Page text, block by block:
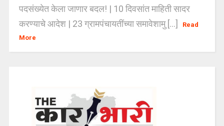
पदसंख्येत केला जाणार बदल! | 10 दिवसांत माहिती सादर
करण्याचे आदेश | 23 ग्रामपंचायतींच्या समावेशामु [...]
Read
More